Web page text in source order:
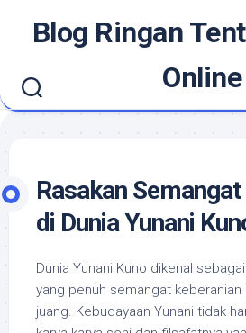
Blog Ringan
Online
Rasakan
di Dunia Yunani
Dunia Yunani Kuno dikenal
yang penuh semangat
juang. Kebudayaan Yunani tidak